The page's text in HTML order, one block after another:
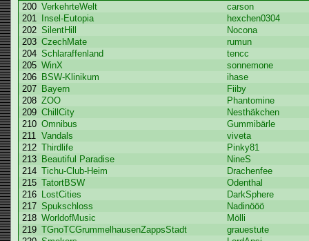
200 VerkehrteWelt
carson
201
Insel-Eutopia
hexchen0304
202 SilentHill
Nocona
203 CzechMate
rumun
204 Schlaraffenland
tencc
205 WinX
sonnemone
206 BSW-Klinikum
ihase
207 Bayern
Fiiby
208 ZOO
Phantomine
209 ChillCity
Nesthäkchen
210 Omnibus
Gummibärle
211
Vandals
viveta
212 Thirdlife
Pinky81
213 Beautiful Paradise
NineS
214 Tichu-Club-Heim
Drachenfee
215 TatortBSW
Odenthal
216
LostCities
DarkSphere
217 Spukschloss
Nadinööö
218 WorldofMusic
Mölli
219 TGnoTCGrummelhausenZappsStadt
grauestute